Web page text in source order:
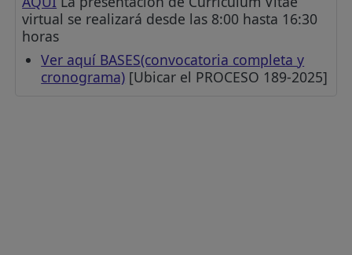
virtual se realizará desde las 8:00 hasta 16:30
horas
Ver aquí BASES(convocatoria completa y
cronograma) [Ubicar el PROCESO 189-2025]